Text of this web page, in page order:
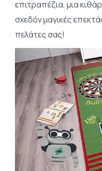
επιτραπέζια, μια
σχεδόν μαγικές
πελάτες σας!